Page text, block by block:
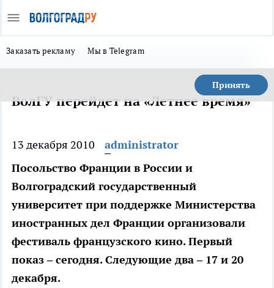
Заказать рекламу Мы в Telegram
Принять
ВолГУ перейдет на «Летнее время»
13 декабря 2010
administrator
Посольство Франции в России и
Волгоградский государственный
университет при поддержке Министерства
иностранных дел Франции организовали
фестиваль французского кино. Первый
показ – сегодня. Следующие два – 17 и 20
декабря.